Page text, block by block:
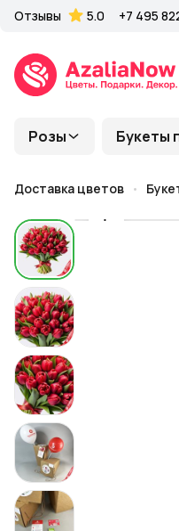
Розы Букеты
Отзывы 5.0 +7 495
Доставка цветов